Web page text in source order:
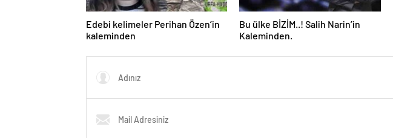
Edebi kelimeler Perihan Özen’in
kaleminden
Bu ülke BİZİM..! Salih Narin’in
Kaleminden.